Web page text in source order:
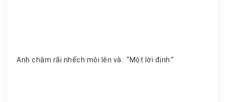
Anh chậm rãi nhếch môi lên và : “Một lời định.”